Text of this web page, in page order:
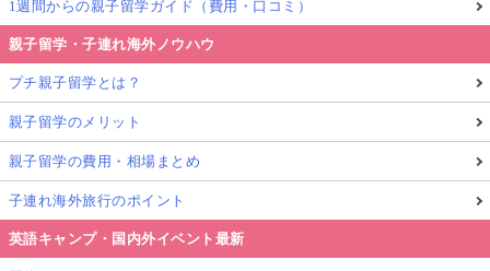
1週間からの親子留学ガイド（費用・口コミ）
親子留学・子連れ海外ノウハウ
プチ親子留学とは？
親子留学のメリット
親子留学の費用・相場まとめ
子連れ海外旅行のポイント
英語キャンプ・国内外イベント最新